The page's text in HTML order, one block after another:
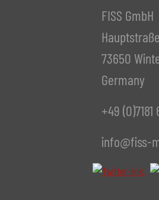
FISS GmbH
73650
Germany
+49
info@fiss-